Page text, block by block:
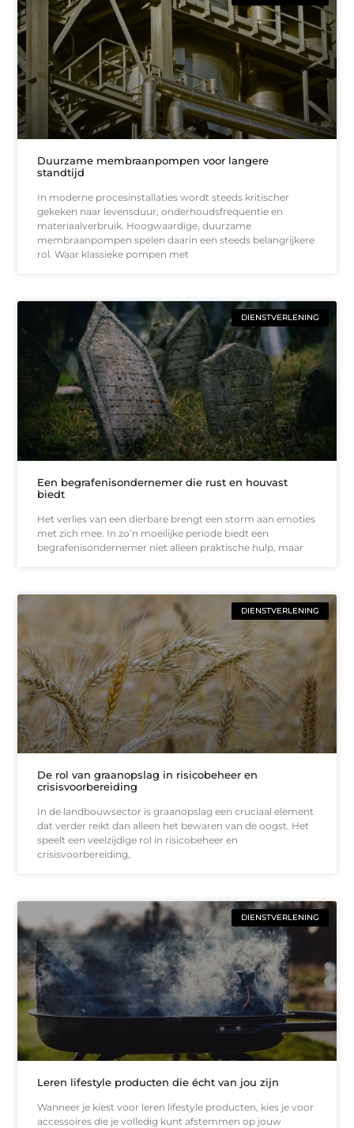
Duurzame membraanpompen voor langere
standtijd
In moderne procesinstallaties wordt steeds kritischer
gekeken naar levensduur, onderhoudsfrequentie en
materiaalverbruik. Hoogwaardige, duurzame
membraanpompen spelen daarin een steeds belangrijkere
rol. Waar klassieke pompen met
DIENSTVERLENING
Een begrafenisondernemer die rust en houvast
biedt
Het verlies van een dierbare brengt een storm aan emoties
met zich mee. In zo’n moeilijke periode biedt een
begrafenisondernemer niet alleen praktische hulp, maar
DIENSTVERLENING
De rol van graanopslag in risicobeheer en
crisisvoorbereiding
In de landbouwsector is graanopslag een cruciaal element
dat verder reikt dan alleen het bewaren van de oogst. Het
speelt een veelzijdige rol in risicobeheer en
crisisvoorbereiding,
DIENSTVERLENING
Leren lifestyle producten die écht van jou zijn
Wanneer je kiest voor leren lifestyle producten, kies je voor
accessoires die je volledig kunt afstemmen op jouw